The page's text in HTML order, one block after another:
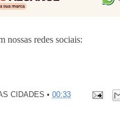
nossas redes sociais:
CIDADES • 00:33